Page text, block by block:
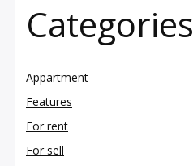
Categories
Appartment
Features
For rent
For sell